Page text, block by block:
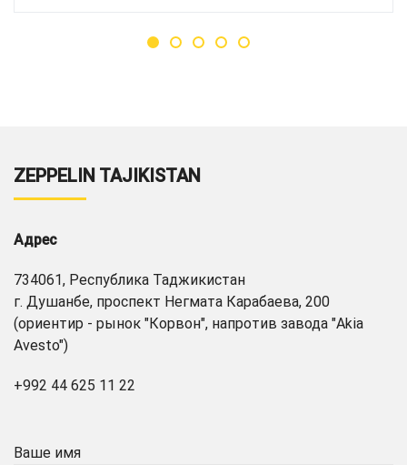
ZEPPELIN TAJIKISTAN
Адрес
734061, Республика Таджикистан
г. Душанбе, проспект Негмата Карабаева, 200
(ориентир - рынок "Корвон", напротив завода "Akia
Avesto")
+992 44 625 11 22
Ваше имя